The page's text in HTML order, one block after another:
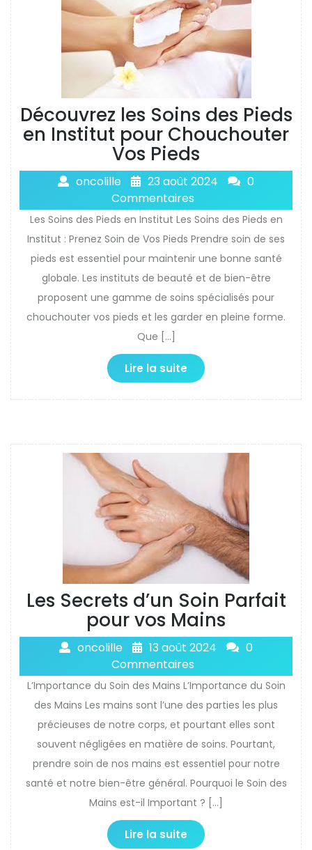
Découvrez les Soins des Pieds
en Institut pour Chouchouter
Vos Pieds
oncolille 23 août 2024
0
Commentaires
Les Soins des Pieds en Institut Les Soins des Pieds en
Institut : Prenez Soin de Vos Pieds Prendre soin de ses
pieds est essentiel pour maintenir une bonne santé
globale. Les instituts de beauté et de bien-être
proposent une gamme de soins spécialisés pour
chouchouter vos pieds et les garder en pleine forme.
Que […]
Lire la suite
Les Secrets d’un Soin Parfait
pour vos Mains
oncolille 13 août 2024
0
Commentaires
L’Importance du Soin des Mains L’Importance du Soin
des Mains Les mains sont l’une des parties les plus
précieuses de notre corps, et pourtant elles sont
souvent négligées en matière de soins. Pourtant,
prendre soin de nos mains est essentiel pour notre
santé et notre bien-être général. Pourquoi le Soin des
Mains est-il Important ? […]
Lire la suite